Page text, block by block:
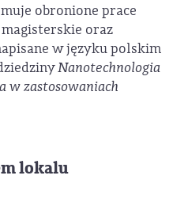
obronione prace
oraz
w języku polskim
Nanotechnologia
w zastosowaniach
lokalu